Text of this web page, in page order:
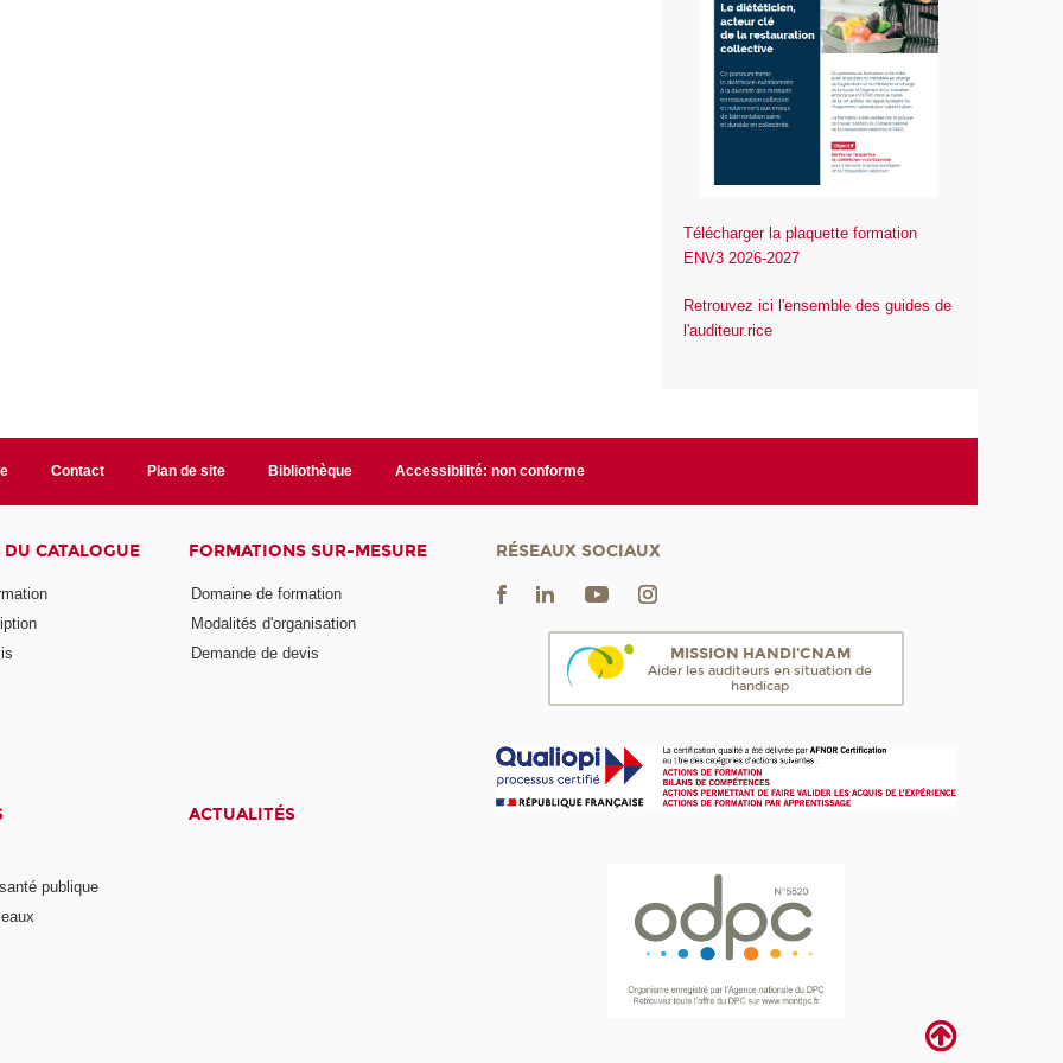
Télécharger la plaquette formation
ENV3 2026-2027
Retrouvez ici l'ensemble des guides de
l'auditeur.rice
Contact Plan de site Bibliothèque Accessibilité: non conforme
CATALOGUE FORMATIONS SUR-MESURE
Domaine de formation
Modalités d'organisation
Demande de devis
publique
ACTUALITÉS
RÉSEAUX SOCIAUX
MISSION HANDI'CNAM
Aider les auditeurs en situation de
handicap